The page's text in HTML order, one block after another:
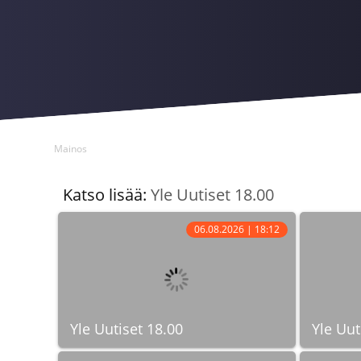
Mainos
Katso lisää:Yle Uutiset 18.00
Yle Uutiset 18.00
06.08.2026 | 18:12
Yle